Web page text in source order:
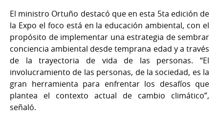
El ministro Ortuño destacó que en esta 5ta edición de
la Expo el foco está en la educación ambiental, con el
propósito de implementar una estrategia de sembrar
conciencia ambiental desde temprana edad y a través
de la trayectoria de vida de las personas. “El
involucramiento de las personas, de la sociedad, es la
gran herramienta para enfrentar los desafíos que
plantea el contexto actual de cambio climático”,
señaló.